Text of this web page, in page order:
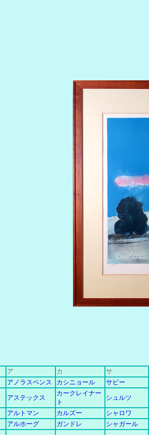
ア カ サ
アノラスペンス
カシニョール サビー
アステックス
カークレイナー
ト
シュルツ
アルトマン
カルズー シャロワ
アルホーグ
ガンドレ シャガール